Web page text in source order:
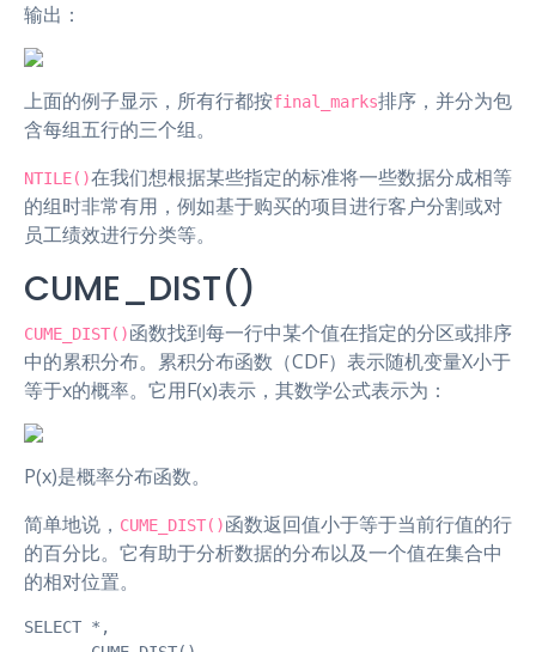
输出：
上面的例子显示，所有行都按final_marks排序，并分为包
含每组五行的三个组。
NTILE()在我们想根据某些指定的标准将一些数据分成相等
的组时非常有用，例如基于购买的项目进行客户分割或对
员工绩效进行分类等。
CUME_DIST()
CUME_DIST()函数找到每一行中某个值在指定的分区或排序
中的累积分布。累积分布函数（CDF）表示随机变量X小于
等于x的概率。它用F(x)表示，其数学公式表示为：
P(x)是概率分布函数。
简单地说， CUME_DIST()函数返回值小于等于当前行值的行
的百分比。它有助于分析数据的分布以及一个值在集合中
的相对位置。
SELECT *,